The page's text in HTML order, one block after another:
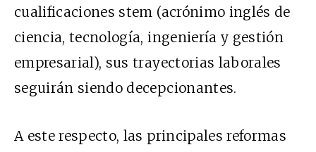
cualificaciones stem (acrónimo inglés de
ciencia, tecnología, ingeniería y gestión
empresarial), sus trayectorias laborales
seguirán siendo decepcionantes.
A este respecto, las principales reformas